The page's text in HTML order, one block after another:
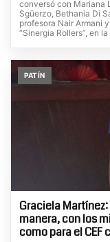
conversó con Mariana
Sgüerzo, Bethania Di
profesora Nair Armani
“Sinergia Rollers”, en
PATÍN
Graciela
manera, con los
como para el CEF